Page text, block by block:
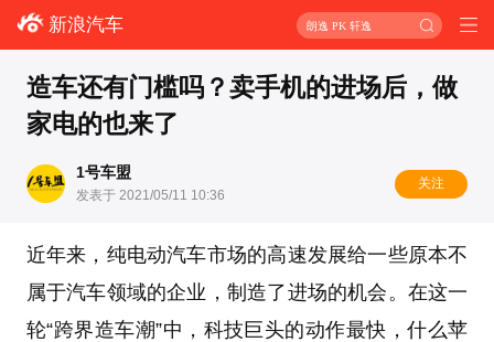
新浪汽车 朗逸 PK 轩逸
造车还有门槛吗？卖手机的进场后，做
家电的也来了
1号车盟
发表于 2021/05/11 10:36
关注
近年来，纯电动汽车市场的高速发展给一些原本不
属于汽车领域的企业，制造了进场的机会。在这一
轮“跨界造车潮”中，科技巨头的动作最快，什么苹